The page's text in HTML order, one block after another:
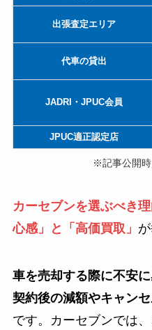
出張査定エリア
代車の貸出
JADRI・JPUC会員
JPUC適正認定店
※記事公開時
カーセブンを選ぶべき
心感」と「高価買取」
車を売却する際に不安
契約後の減額やキャン
です。カーセブンでは